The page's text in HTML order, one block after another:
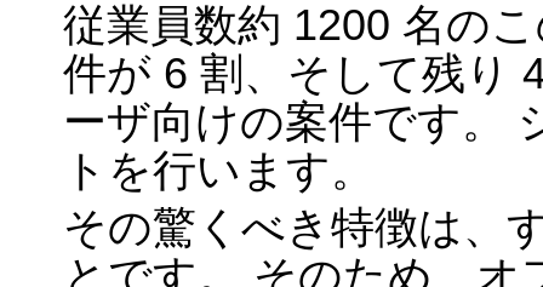
従業員数約 1200 名の
件が 6 割、そして残り
ーザ向けの案件です。
トを行います。
その驚くべき特徴は、
とです。 そのため、